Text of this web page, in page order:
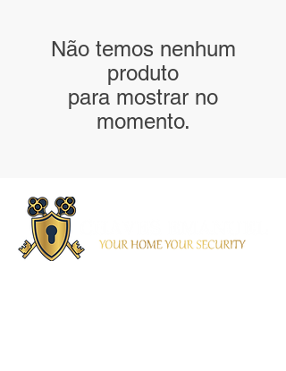
Não temos nenhum
produto
para mostrar no
momento.